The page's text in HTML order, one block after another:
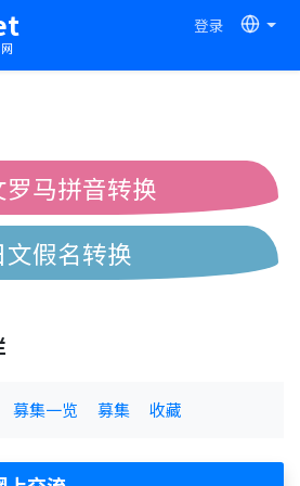
登录
罗马拼音转换
文假名转换
募集一览 募集 收藏